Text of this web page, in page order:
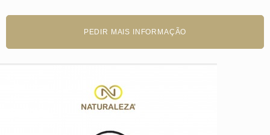
PEDIR MAIS INFORMAÇÃO